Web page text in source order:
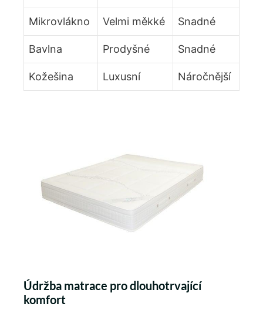
Mikrovlákno Velmi měkké Snadné
Bavlna Prodyšné Snadné
Kožešina Luxusní Náročnější
Údržba matrace pro dlouhotrvající
komfort